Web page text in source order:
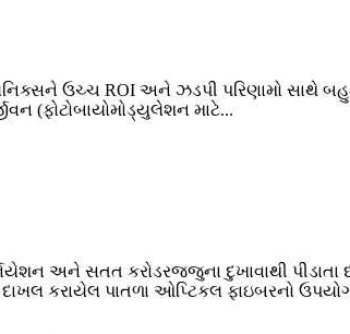
ઉચ્ચ ROI અને ઝડપી પરિણામો સાથે બહુ-
(ફોટોબાયોમોડ્યુલેશન માટે...
અને સતત કરોડરજ્જુના દુખાવાથી
દાખલ કરાયેલ પાતળા ઓપ્ટિકલ ફાઇબરનો